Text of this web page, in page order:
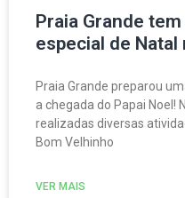
Praia Grande
especial de
Praia Grande preparou
a chegada do Papai Noel!
realizadas diversas
Bom Velhinho
VER MAIS